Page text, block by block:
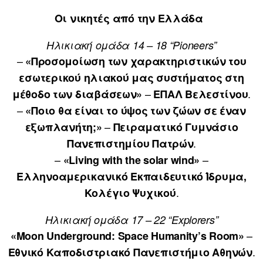
Οι νικητές από την Ελλάδα
Ηλικιακή ομάδα 14 – 18 “Pioneers”
–«Προσομοίωση των χαρακτηριστικών του
εσωτερικού ηλιακού μας συστήματος στη
μέθοδο των διαβάσεων» –ΕΠΑΛ Βελεστίνου.
–«Ποιο θα είναι το ύψος των ζώων σε έναν
εξωπλανήτη;»–Πειραματικό Γυμνάσιο
Πανεπιστημίου Πατρών.
– «Living with the solar wind» –
Ελληνοαμερικανικό Εκπαιδευτικό Ίδρυμα,
Κολέγιο Ψυχικού.
Ηλικιακή ομάδα 17 – 22 “Explorers”
«Moon Underground: Space Humanity’s Room»–
Εθνικό Καποδιστριακό Πανεπιστήμιο Αθηνών.